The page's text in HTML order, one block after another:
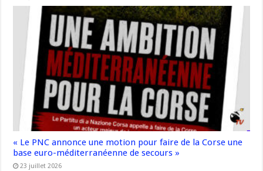
« Le PNC annonce une motion pour faire de la Corse une
base euro-méditerranéenne de secours »
23 juillet 2026